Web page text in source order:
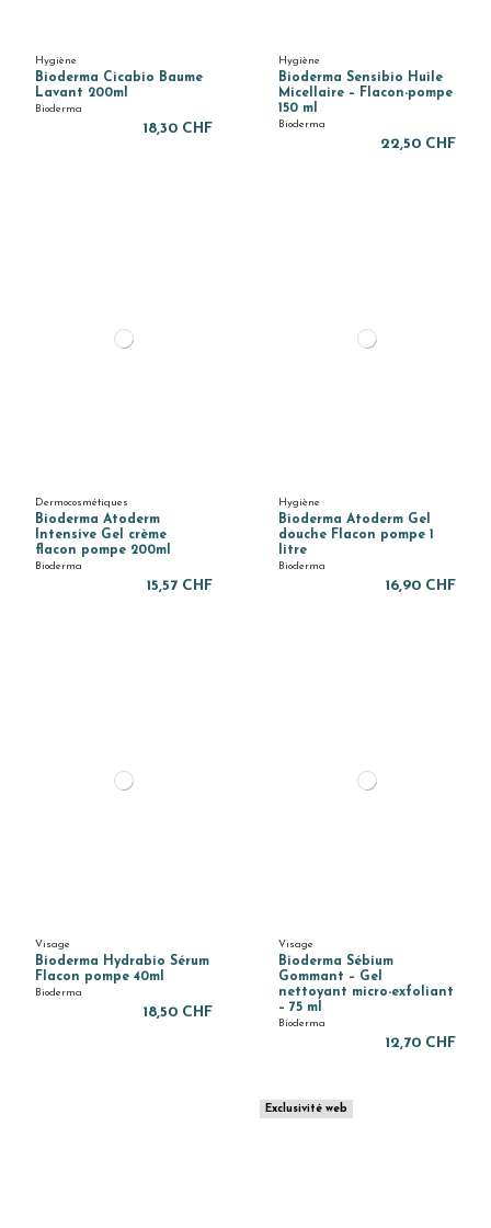
Hygiène
Bioderma Cicabio Baume
Lavant 200ml
Bioderma
18,30 CHF
Hygiène
Bioderma Sensibio Huile
Micellaire – Flacon-pompe
150 ml
Bioderma
22,50 CHF
Dermocosmétiques
Bioderma Atoderm
Intensive Gel crème
flacon pompe 200ml
Bioderma
15,57 CHF
Hygiène
Bioderma Atoderm Gel
douche Flacon pompe 1
litre
Bioderma
16,90 CHF
Visage
Bioderma Hydrabio Sérum
Flacon pompe 40ml
Bioderma
18,50 CHF
Visage
Bioderma Sébium
Gommant – Gel
nettoyant micro-exfoliant
– 75 ml
Bioderma
12,70 CHF
Exclusivité web